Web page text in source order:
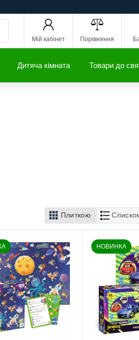
Мій кабінет Порівняння
Дитяча кімната Товари до
Плиткою
НОВИНКА